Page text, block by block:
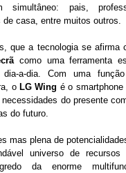
simultâneo: pais,
de casa, entre muitos outros.
que a tecnologia se afirma
como uma ferramenta
dia-a-dia. Com uma
o LG Wing é o
do presente
do futuro.
mas plena de
universo de recursos
da enorme